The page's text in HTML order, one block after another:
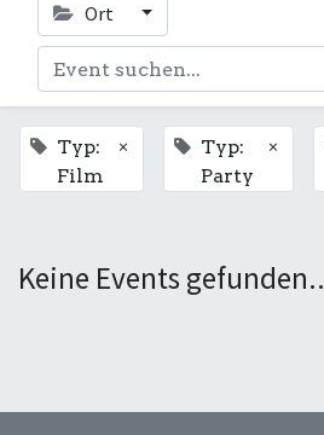
Ort
Typ:
Film
×
Typ:
Party
×
Keine Events gefunden..